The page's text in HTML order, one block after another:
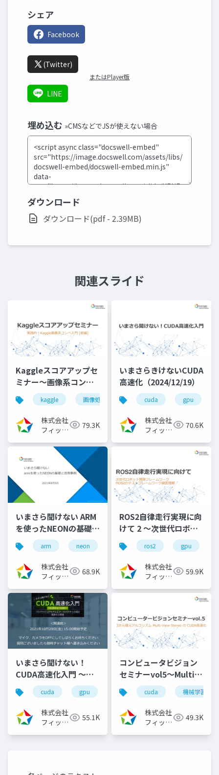
シェア
Facebook
(Twitter)
またはPlayer版
LINE
埋め込む »CMSなどでJSが使えない場合
ダウンロード
ダウンロード(pdf - 2.39MB)
関連スライド
Kaggleスコアアップセ
ミナー～画像系コンペ
入門[前編]
（2023/08/02）
kaggle 画像処理 機械学習 深層学習
株式会社
フィック
79.3K
いまさらきけないCUDA
高速化（2024/12/19）
cuda gpu
株式会社
フィック
70.6K
いまさら聞けない ARM
を使ったNEONの基礎と
活用事例
（2021/08/05）
arm neon
株式会社
フィック
68.9K
ROS2自律走行実現に向
けて 2 ～次世代ロボッ
ト開発フレームワーク
ROS2のビルドシステム
徹底理解～
（2022/11/30）
ros2 gpu
株式会社
フィック
59.9K
いまさら聞けない！
CUDA高速化入門 ～プ
ログラミングモデルと
アーキテクチャの解
説、高速化の実践～
（2021/10/29）
cuda gpu cuda高速化 高速化シリーズ
株式会社
フィック
55.1K
コンピュータビジョン
セミナーvol5～Multi-
View StereoのCUDA
高速化～（2024/8/7)
cuda 機械学習
株式会社
フィック
49.3K